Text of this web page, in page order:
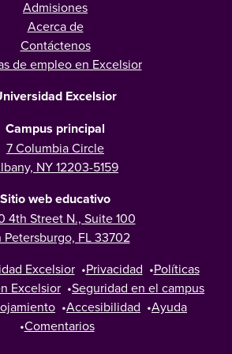
Admisiones
Acerca de
Contáctenos
de empleo en Excelsior
Excelsior
Campus principal
7 Columbia Circle
NY 12203-5159
Sitio web educativo
4th Street N., Suite 100
Petersburgo, FL 33702
Excelsior •Privacidad •Políticas
Excelsior •Seguridad en el campus
•Accesibilidad •Ayuda
•Comentarios